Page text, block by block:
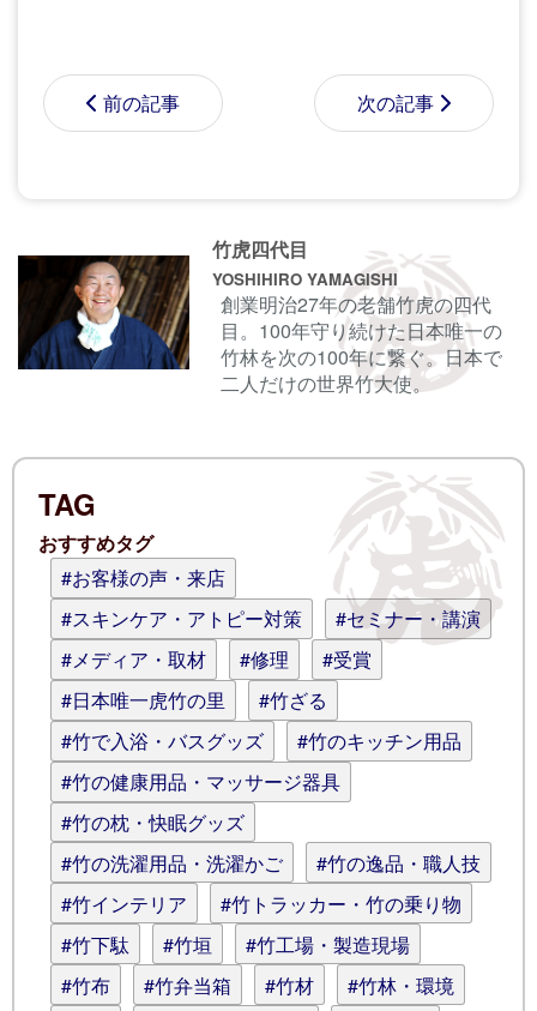
前の記事 次の記事
コメントする前にサインイン
ます。
名前
コメント (スタイル用のHTMLタグを使
えます)
竹虎四代目
YOSHIHIRO YAMAGISHI
創業明治27年の老舗竹虎の四代
目。100年守り続けた日本唯一の
竹林を次の100年に繋ぐ。日本で
二人だけの世界竹大使。
TAG
おすすめタグ
#お客様の声・来店
#スキンケア・アトピー対策
#セミナー・講演
#メディア・取材
#修理
#受賞
#日本唯一虎竹の里
#竹ざる
#竹で入浴・バスグッズ
#竹のキッチン用品
#竹の健康用品・マッサージ器具
#竹の枕・快眠グッズ
#竹の洗濯用品・洗濯かご
#竹の逸品・職人技
#竹インテリア
#竹トラッカー・竹の乗り物
#竹下駄
#竹垣
#竹工場・製造現場
#竹布
#竹弁当箱 #竹材
#竹林・環境